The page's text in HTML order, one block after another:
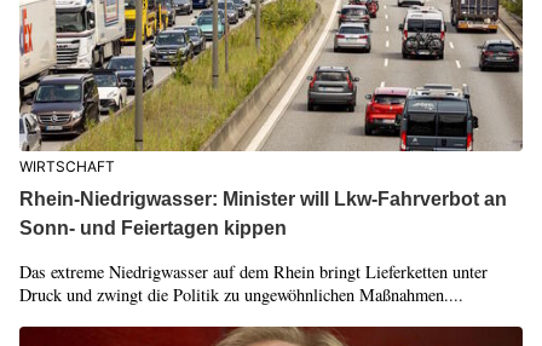
WIRTSCHAFT
Rhein-Niedrigwasser: Minister will Lkw-Fahrverbot an
Sonn- und Feiertagen kippen
Das extreme Niedrigwasser auf dem Rhein bringt Lieferketten unter
Druck und zwingt die Politik zu ungewöhnlichen Maßnahmen....